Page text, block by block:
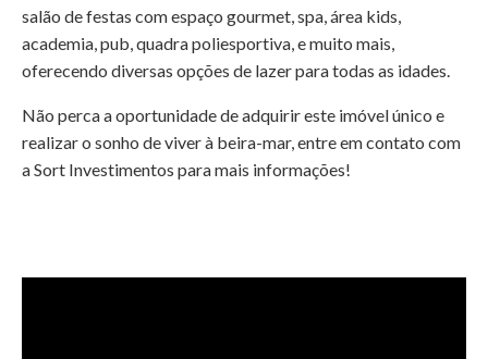
salão de festas com espaço gourmet, spa, área kids,
academia, pub, quadra poliesportiva, e muito mais,
oferecendo diversas opções de lazer para todas as idades.
Não perca a oportunidade de adquirir este imóvel único e
realizar o sonho de viver à beira-mar, entre em contato com
a Sort Investimentos para mais informações!